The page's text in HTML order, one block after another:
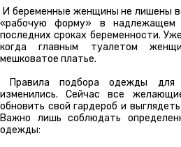
И беременные женщины не лишены
«рабочую форму» в
последних сроках беременности.
когда главным туалетом
мешковатое платье.
Правила подбора одежды для
изменились. Сейчас все
обновить свой гардероб и
Важно лишь соблюдать
одежды: